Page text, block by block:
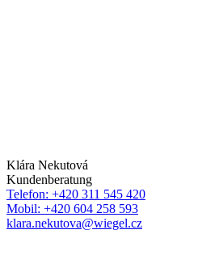
Klára Nekutová
Kundenberatung
Telefon: +420 311 545 420
Mobil: +420 604 258 593
klara.nekutova@wiegel.cz